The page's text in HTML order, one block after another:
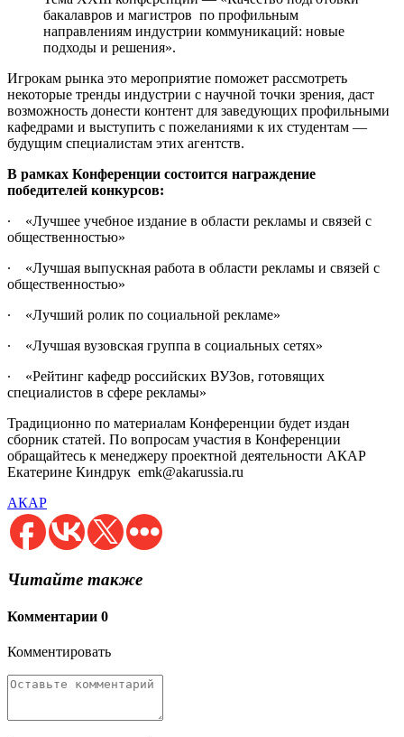
бакалавров и магистров по профильным
направлениям индустрии коммуникаций: новые
подходы и решения».
Игрокам рынка это мероприятие поможет рассмотреть
некоторые тренды индустрии с научной точки зрения, даст
возможность донести контент для заведующих профильными
кафедрами и выступить с пожеланиями к их студентам —
будущим специалистам этих агентств.
В рамках Конференции состоится награждение
победителей конкурсов:
∙ «Лучшее учебное издание в области рекламы и связей с
общественностью»
∙ «Лучшая выпускная работа в области рекламы и связей с
общественностью»
∙ «Лучший ролик по социальной рекламе»
∙ «Лучшая вузовская группа в социальных сетях»
∙ «Рейтинг кафедр российских ВУЗов, готовящих
специалистов в сфере рекламы»
Традиционно по материалам Конференции будет издан
сборник статей. По вопросам участия в Конференции
обращайтесь к менеджеру проектной деятельности АКАР
Екатерине Киндрук emk@akarussia.ru
АКАР
Читайте также
Комментарии 0
Комментировать